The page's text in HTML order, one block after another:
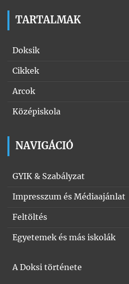
TARTALMAK
Doksik
Cikkek
Arcok
Középiskola
NAVIGÁCIÓ
GYIK & Szabályzat
Impresszum és Médiaajánlat
Feltöltés
Egyetemek és más iskolák
A Doksi története